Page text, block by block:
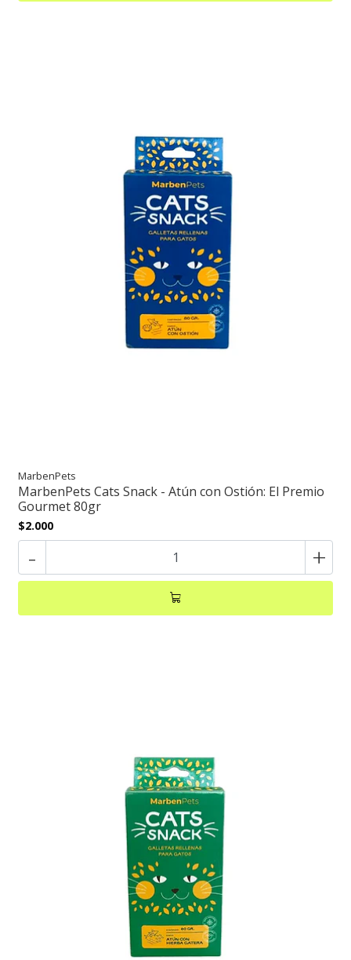
MarbenPets
MarbenPets Cats Snack - Atún con Ostión: El Premio
Gourmet 80gr
$2.000
- +